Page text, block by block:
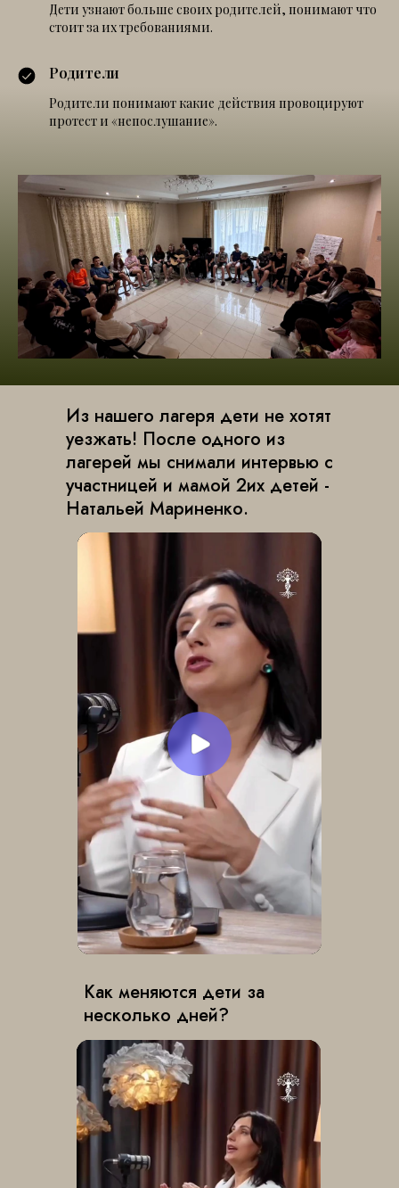
Дети узнают больше своих родителей, понимают что
стоит за их требованиями.
Родители
Родители понимают какие действия провоцируют
протест и «непослушание».
Из нашего лагеря дети не хотят
уезжать! После одного из
лагерей мы снимали интервью с
участницей и мамой 2их детей -
Натальей Мариненко.
Как меняются дети за
несколько дней?